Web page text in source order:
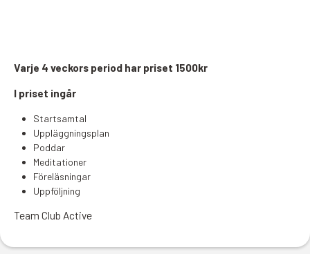
Varje 4 veckors period har priset 1500kr
I priset ingår
Startsamtal
Uppläggningsplan
Poddar
Meditationer
Föreläsningar
Uppföljning
Team Club Active